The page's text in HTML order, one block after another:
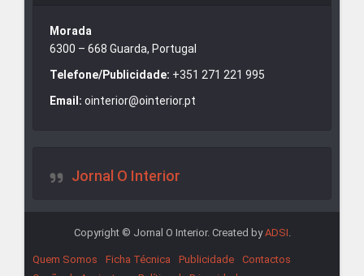
Morada
6300 – 668 Guarda, Portugal
Telefone/Publicidade: +351 271 221 995
Email: ointerior@ointerior.pt
Jornal O Interior
Copyright © Jornal O Interior. Created byADSI.
Quem Somos Ficha Técnica Publicidade
Contactos